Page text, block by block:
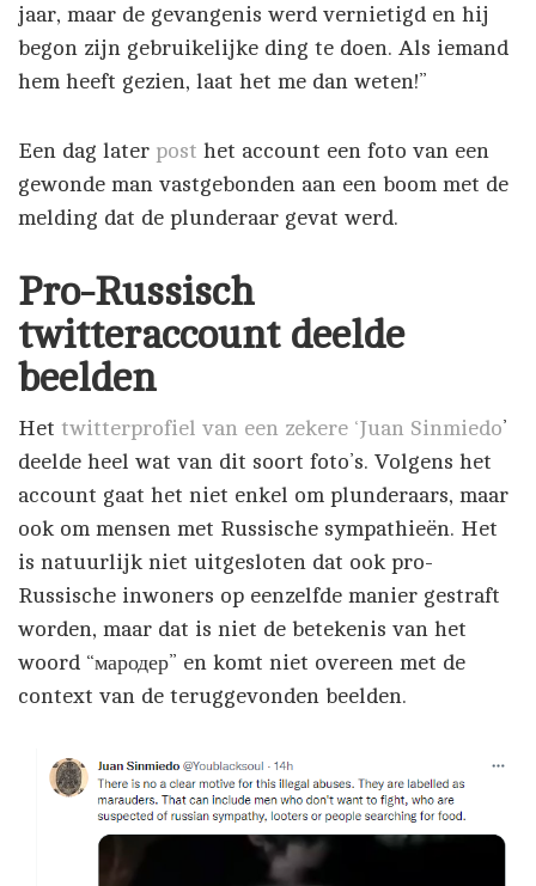
jaar, maar de gevangenis werd vernietigd en hij
begon zijn gebruikelijke ding te doen. Als iemand
hem heeft gezien, laat het me dan weten!”
Een dag later post het account een foto van een
gewonde man vastgebonden aan een boom met de
melding dat de plunderaar gevat werd.
Pro-Russisch
twitteraccount deelde
beelden
Het twitterprofiel van een zekere ‘Juan Sinmiedo’
deelde heel wat van dit soort foto’s. Volgens het
account gaat het niet enkel om plunderaars, maar
ook om mensen met Russische sympathieën. Het
is natuurlijk niet uitgesloten dat ook pro-
Russische inwoners op eenzelfde manier gestraft
worden, maar dat is niet de betekenis van het
woord “мародер” en komt niet overeen met de
context van de teruggevonden beelden.